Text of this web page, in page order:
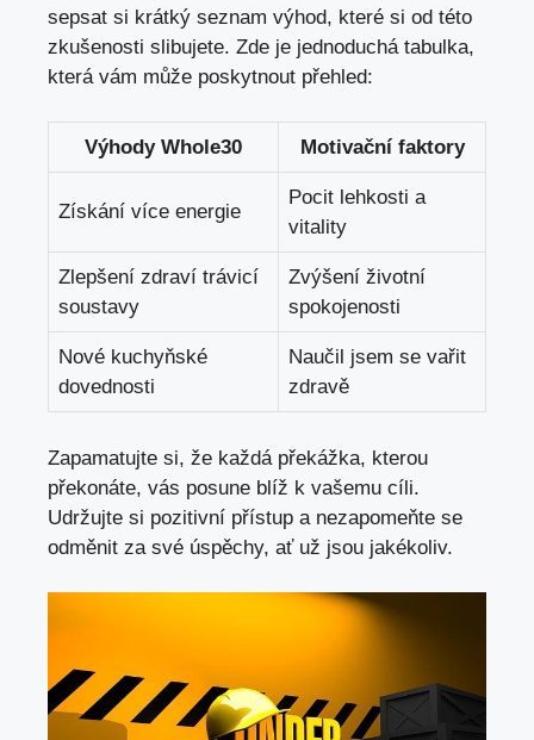
sepsat si krátký seznam výhod, které si od této
zkušenosti slibujete. Zde je jednoduchá tabulka,
která vám může poskytnout přehled:
Výhody Whole30 Motivační faktory
Získání více energie
Pocit lehkosti a
vitality
Zlepšení zdraví trávicí
soustavy
Zvýšení životní
spokojenosti
Nové kuchyňské
dovednosti
Naučil jsem se vařit
zdravě
Zapamatujte si, že každá překážka, kterou
překonáte, vás posune blíž k vašemu cíli.
Udržujte si pozitivní přístup a nezapomeňte se
odměnit za své úspěchy, ať už jsou jakékoliv.